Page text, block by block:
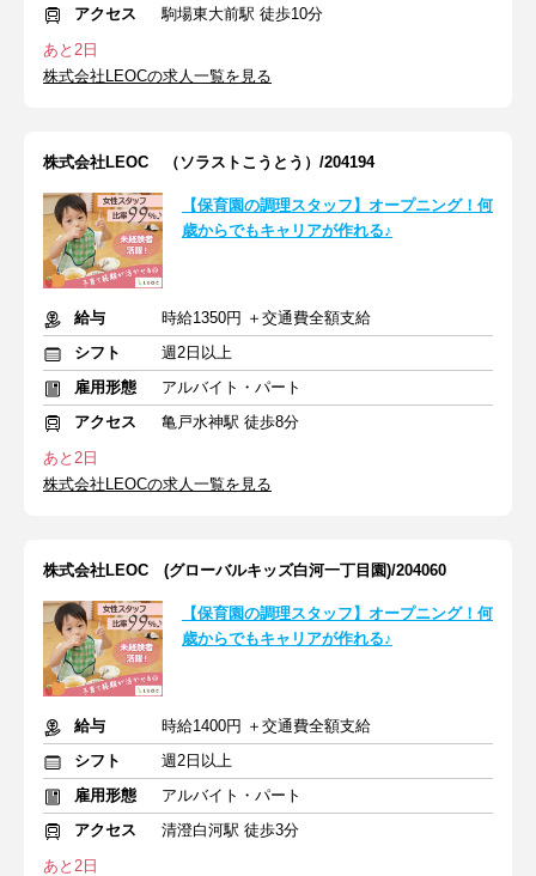
アクセス
駒場東大前駅 徒歩10分
あと2日
株式会社LEOCの求人一覧を見る
株式会社LEOC （ソラストこうとう）/204194
【保育園の調理スタッフ】オープニング！何
歳からでもキャリアが作れる♪
給与
時給1350円 ＋交通費全額支給
シフト
週2日以上
雇用形態
アルバイト・パート
アクセス
亀戸水神駅 徒歩8分
あと2日
株式会社LEOCの求人一覧を見る
株式会社LEOC (グローバルキッズ白河一丁目園)/204060
【保育園の調理スタッフ】オープニング！何
歳からでもキャリアが作れる♪
給与
時給1400円 ＋交通費全額支給
シフト
週2日以上
雇用形態
アルバイト・パート
アクセス
清澄白河駅 徒歩3分
あと2日